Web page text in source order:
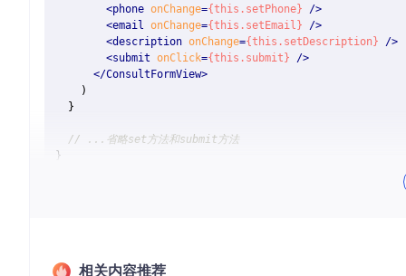
<phone onChange={this.setPhone} />
<email onChange={this.setEmail} />
<description onChange={this.setDescription} />
<submit onClick={this.submit} />
</ConsultFormView>
    )
  }
// ...省略set方法和submit方法
想要深入了解Appfairy？这里有详细的信息源：
相关内容推荐